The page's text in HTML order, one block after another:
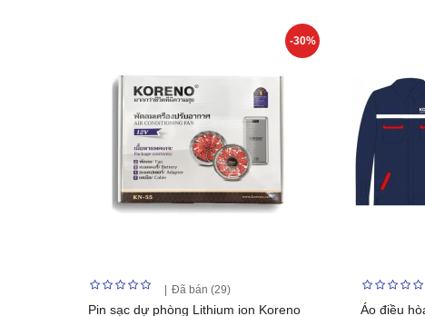
-30%
Đã bán (29)
Pin sạc dự phòng Lithium ion Koreno
Áo điều